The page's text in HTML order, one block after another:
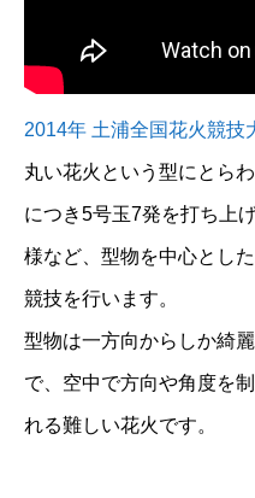
2014年 土浦全国花火競技
丸い花火という型にとら
につき5号玉7発を打ち上
様など、型物を中心とし
競技を行います。
型物は一方向からしか綺
で、空中で方向や角度を
れる難しい花火です。